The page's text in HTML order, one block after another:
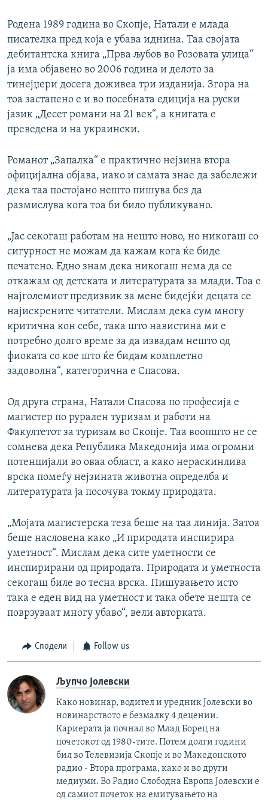
Родена 1989 година во Скопје, Натали е млада
писателка пред која е убава иднина. Таа својата
дебитантска книга „Прва љубов во Розовата улица“
ја има објавено во 2006 година и делото за
тинејџери досега доживеа три изданија. Згора на
тоа застапено е и во посебната едиција на руски
јазик „Десет романи на 21 век“, а книгата е
преведена и на украински.
Романот „Запалка“ е практично нејзина втора
официјална објава, иако и самата знае да забележи
дека таа постојано нешто пишува без да
размислува кога тоа би било публикувано.
„Јас секогаш работам на нешто ново, но никогаш со
сигурност не можам да кажам кога ќе биде
печатено. Едно знам дека никогаш нема да се
откажам од детската и литературата за млади. Тоа е
најголемиот предизвик за мене бидејќи децата се
најискрените читатели. Мислам дека сум многу
критична кон себе, така што навистина ми е
потребно долго време за да извадам нешто од
фиоката со кое што ќе бидам комплетно
задоволна“, категорична е Спасова.
Од друга страна, Натали Спасова по професија е
магистер по рурален туризам и работи на
Факултетот за туризам во Скопје. Таа воопшто не се
сомнева дека Република Македонија има огромни
потенцијали во оваа област, а како нераскинлива
врска помеѓу нејзината животна определба и
литературата ја посочува токму природата.
„Мојата магистерска теза беше на таа линија. Затоа
беше насловена како „И природата инспирира
уметност“. Мислам дека сите уметности се
инспирирани од природата. Природата и уметноста
секогаш биле во тесна врска. Пишувањето исто
така е еден вид на уметност и така обете нешта се
поврзуваат многу убаво“, вели авторката.
Сподели Follow us
Љупчо Јолевски
Како новинар, водител и уредник Јолевски во
новинарството е безмалку 4 децении.
Кариерата ја почнал во Млад Борец на
почетокот од 1980-тите. Потем долги години
бил во Телевизија Скопје и во Македонското
радио - Втора програма, како и во други
медиуми. Во Радио Слободна Европа Јолевски е
од самиот почеток на емитувањето на